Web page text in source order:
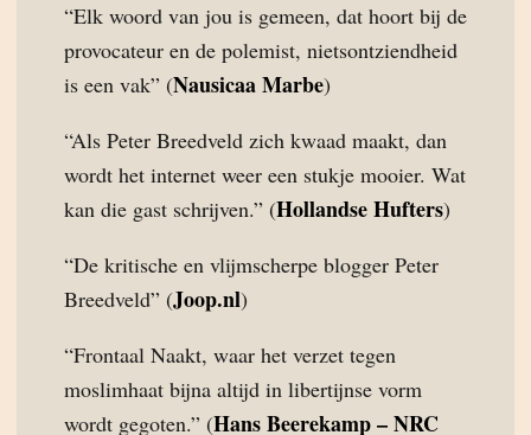
“Elk woord van jou is gemeen, dat hoort bij de
provocateur en de polemist, nietsontziendheid
is een vak” (Nausicaa Marbe)
“Als Peter Breedveld zich kwaad maakt, dan
wordt het internet weer een stukje mooier. Wat
kan die gast schrijven.” (Hollandse Hufters)
“De kritische en vlijmscherpe blogger Peter
Breedveld” (Joop.nl)
“Frontaal Naakt, waar het verzet tegen
moslimhaat bijna altijd in libertijnse vorm
wordt gegoten.” (Hans Beerekamp – NRC